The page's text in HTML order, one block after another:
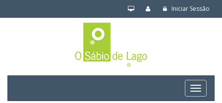
Iniciar Sessão